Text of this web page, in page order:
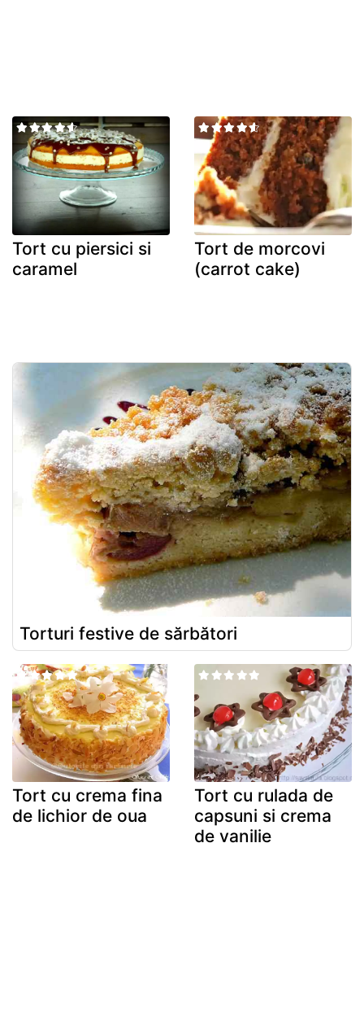
Tort cu piersici si
caramel
Tort de morcovi
(carrot cake)
Torturi festive de sărbători
Tort cu crema fina
de lichior de oua
Tort cu rulada de
capsuni si crema
de vanilie